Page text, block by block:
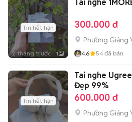
Tin hết hạn
2 tháng trước 1
Tai nghe
300.000 đ
Phường Giảng
4.6 54 đã bán
Tin hết hạn
Tai nghe
Đẹp 99%
600.000 đ
Phường Giảng